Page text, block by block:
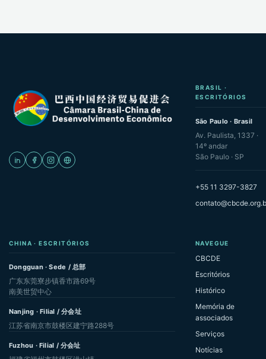
BRASIL ·
ESCRITÓRIOS
São Paulo · Brasil
Av. Paulista, 1337 ·
14º andar
São Paulo · SP
+55 11 3297-3827
CHINA · ESCRITÓRIOS
Dongguan · Sede / 总部
广东东莞寮步镇香市路69号
南美世贸中心
Nanjing · Filial / 分会址
江苏省南京市鼓楼区建宁路288号
Fuzhou · Filial / 分会址
NAVEGUE
CBCDE
Escritórios
Histórico
Memória de
associados
Serviços
Notícias